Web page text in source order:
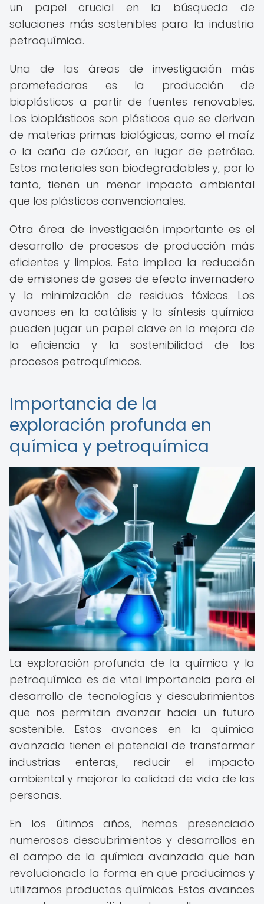
un papel crucial en la búsqueda de
soluciones más sostenibles para la industria
petroquímica.
Una de las áreas de investigación más
prometedoras es la producción de
bioplásticos a partir de fuentes renovables.
Los bioplásticos son plásticos que se derivan
de materias primas biológicas, como el maíz
o la caña de azúcar, en lugar de petróleo.
Estos materiales son biodegradables y, por lo
tanto, tienen un menor impacto ambiental
que los plásticos convencionales.
Otra área de investigación importante es el
desarrollo de procesos de producción más
eficientes y limpios. Esto implica la reducción
de emisiones de gases de efecto invernadero
y la minimización de residuos tóxicos. Los
avances en la catálisis y la síntesis química
pueden jugar un papel clave en la mejora de
la eficiencia y la sostenibilidad de los
procesos petroquímicos.
Importancia de la
exploración profunda en
química y petroquímica
La exploración profunda de la química y la
petroquímica es de vital importancia para el
desarrollo de tecnologías y descubrimientos
que nos permitan avanzar hacia un futuro
sostenible. Estos avances en la química
avanzada tienen el potencial de transformar
industrias enteras, reducir el impacto
ambiental y mejorar la calidad de vida de las
personas.
En los últimos años, hemos presenciado
numerosos descubrimientos y desarrollos en
el campo de la química avanzada que han
revolucionado la forma en que producimos y
utilizamos productos químicos. Estos avances